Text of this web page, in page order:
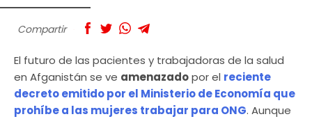
Compartir
El futuro de las pacientes y trabajadoras de la salud
en Afganistán se ve amenazadopor el reciente
decreto emitido por el Ministerio de Economía que
prohíbe a las mujeres trabajar para ONG. Aunque